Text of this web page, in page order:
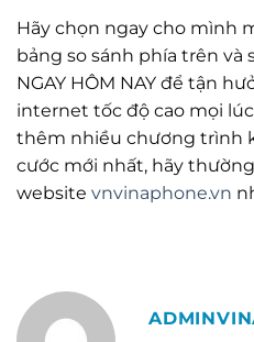
Hãy chọn ngay cho mình
bảng so sánh phía trên và
NGAY HÔM NAY để tận
internet tốc độ cao mọi
thêm nhiều chương trình
cước mới nhất, hãy
website vnvinaphone.vn